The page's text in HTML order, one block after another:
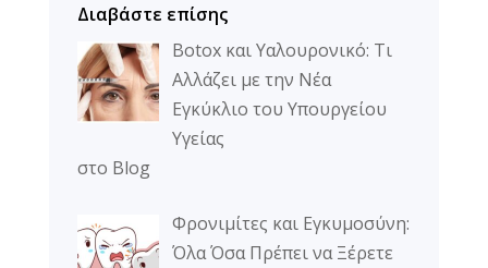
Διαβάστε επίσης
Botox και Υαλουρονικό: Τι
Αλλάζει με την Νέα
Εγκύκλιο του Υπουργείου
Υγείας
στο Blog
Φρονιμίτες και Εγκυμοσύνη:
Όλα Όσα Πρέπει να Ξέρετε